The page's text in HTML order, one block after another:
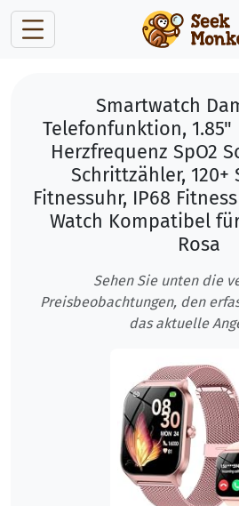
Smartwatch
Telefonfunktion, 1.85"
Herzfrequenz SpO2
Schrittzähler,
Fitnessuhr, IP68
Watch Kompatibel
Rosa
Sehen Sie unten die
Preisbeobachtungen, den
das aktuelle